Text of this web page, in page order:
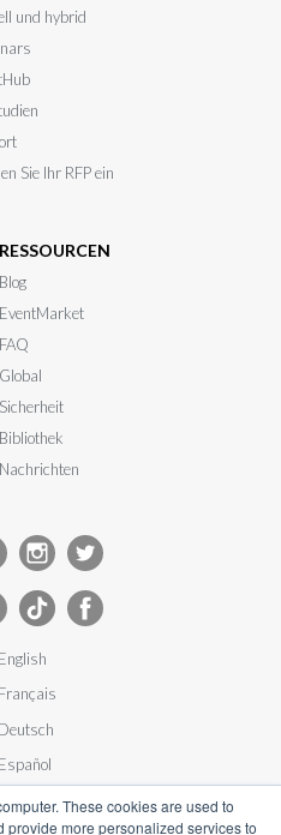
These cookies are used to
more personalized services to
und hybrid
Sie Ihr RFP ein
RESSOURCEN
Blog
EventMarket
FAQ
Global
Sicherheit
Bibliothek
Nachrichten
English
Français
Deutsch
Español